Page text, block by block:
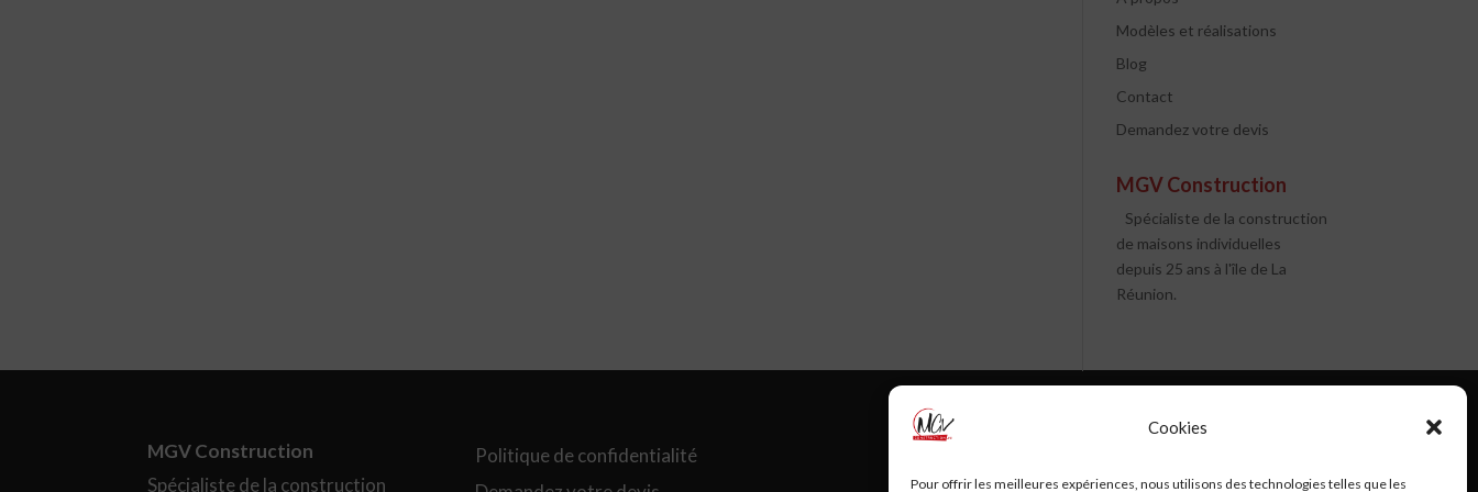
Cookies
Pour offrir les meilleures expériences, nous utilisons des technologies telles que les
Modèles et réalisations
Blog
Contact
Demandez votre devis
MGV Construction
Spécialiste de la construction
de maisons individuelles
depuis 25 ans à l'île de La
Réunion.
MGV Construction
Spécialiste de la construction
Politique de confidentialité